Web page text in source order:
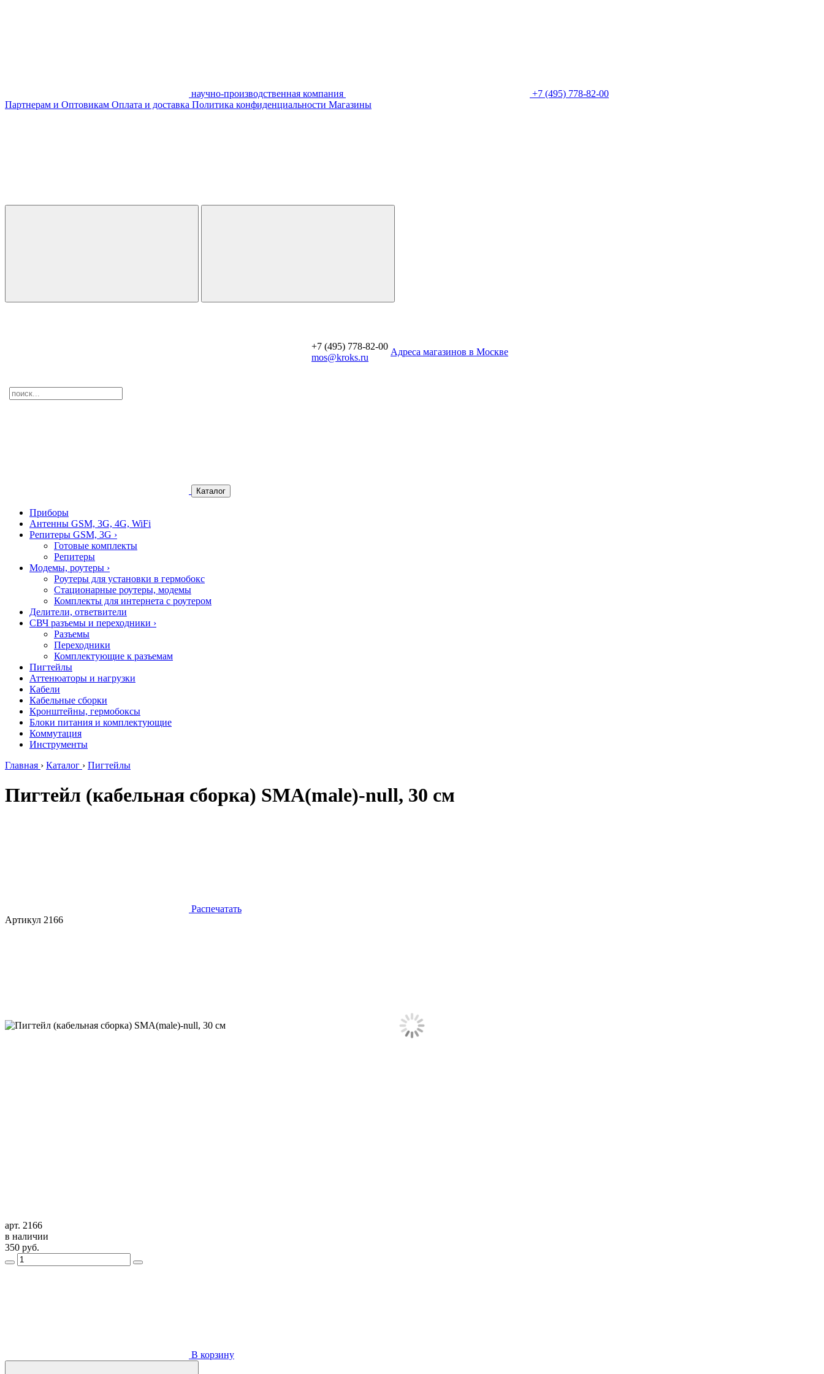
научно-производственная компания
+7 (495) 778-82-00
Партнерам и Оптовикам Оплата и доставка Политика конфиденциальности Магазины
+7 (495) 778-82-00
mos@kroks.ru
Aдреса магазинов в Москве
Каталог
Приборы
Антенны GSM, 3G, 4G, WiFi
Репитеры GSM, 3G ›
Готовые комплекты
Репитеры
Модемы, роутеры ›
Роутеры для установки в гермобокс
Стационарные роутеры, модемы
Комплекты для интернета с роутером
Делители, ответвители
СВЧ разъемы и переходники ›
Разъемы
Переходники
Комплектующие к разъемам
Пигтейлы
Аттенюаторы и нагрузки
Кабели
Кабельные сборки
Кронштейны, гермобоксы
Блоки питания и комплектующие
Коммутация
Инструменты
Главная › Каталог › Пигтейлы
Пигтейл (кабельная сборка) SMA(male)-null, 30 см
Распечатать
Артикул 2166
арт. 2166
в наличии
350 руб.
В корзину